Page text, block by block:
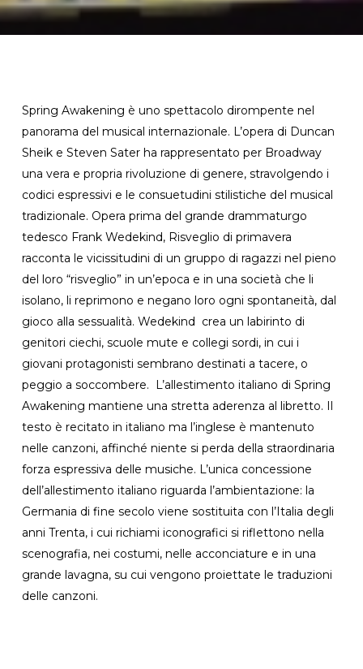
Spring Awakening è uno spettacolo dirompente nel
panorama del musical internazionale. L’opera di Duncan
Sheik e Steven Sater ha rappresentato per Broadway
una vera e propria rivoluzione di genere, stravolgendo i
codici espressivi e le consuetudini stilistiche del musical
tradizionale. Opera prima del grande drammaturgo
tedesco Frank Wedekind, Risveglio di primavera
racconta le vicissitudini di un gruppo di ragazzi nel pieno
del loro “risveglio” in un’epoca e in una società che li
isolano, li reprimono e negano loro ogni spontaneità, dal
gioco alla sessualità. Wedekind crea un labirinto di
genitori ciechi, scuole mute e collegi sordi, in cui i
giovani protagonisti sembrano destinati a tacere, o
peggio a soccombere. L’allestimento italiano di Spring
Awakening mantiene una stretta aderenza al libretto. Il
testo è recitato in italiano ma l’inglese è mantenuto
nelle canzoni, affinché niente si perda della straordinaria
forza espressiva delle musiche. L’unica concessione
dell’allestimento italiano riguarda l’ambientazione: la
Germania di fine secolo viene sostituita con l’Italia degli
anni Trenta, i cui richiami iconografici si riflettono nella
scenografia, nei costumi, nelle acconciature e in una
grande lavagna, su cui vengono proiettate le traduzioni
delle canzoni.